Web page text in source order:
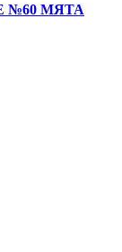
№60 МЯТА